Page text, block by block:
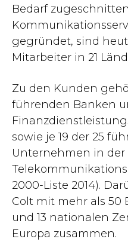
Bedarf
gegründet, sind
Mitarbeiter in 21
Zu den Kunden
führenden Banken
sowie je 19 der 25
Unternehmen in
2000-Liste 2014).
Colt mit mehr als 50
und 13 nationalen
Europa zusammen.